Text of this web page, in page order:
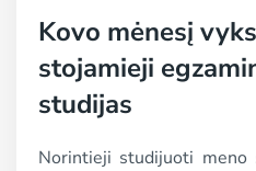
Kovo mėnesį
stojamieji
studijas
Norintieji studijuoti